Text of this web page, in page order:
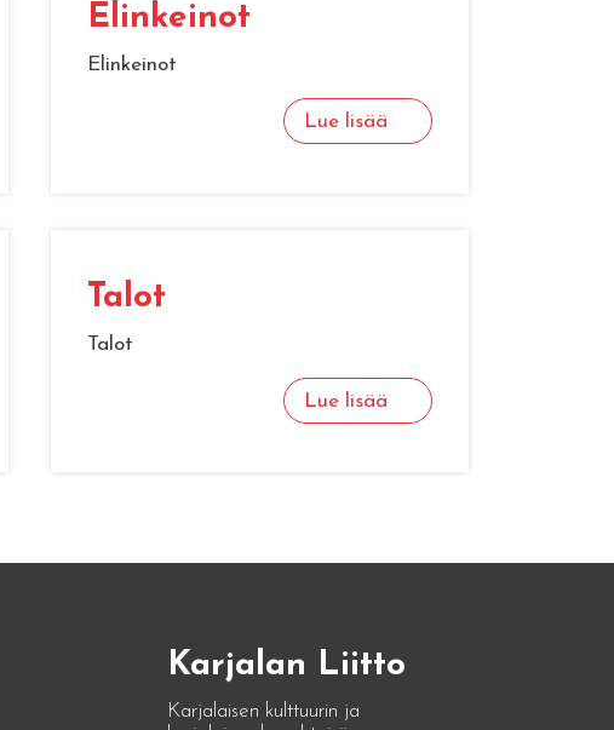
Elinkeinot
Elinkeinot
Lue lisää
Talot
Talot
Lue lisää
Karjalan Liitto
Karjalaisen kulttuurin ja